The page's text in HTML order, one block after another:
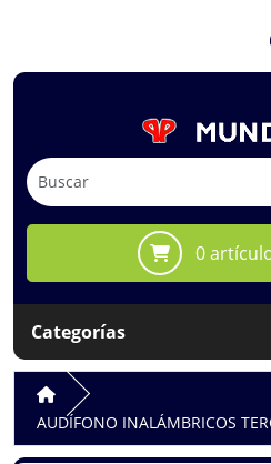
0
Categorías
AUDÍFONO INALÁMBRICOS